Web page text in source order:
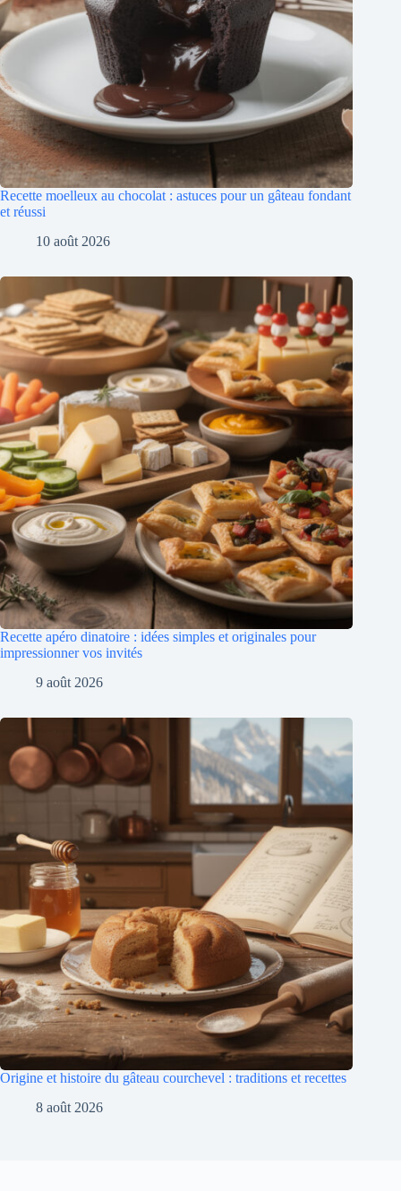
Recette moelleux au chocolat : astuces pour un gâteau fondant
et réussi
10 août 2026
Recette apéro dinatoire : idées simples et originales pour
impressionner vos invités
9 août 2026
Origine et histoire du gâteau courchevel : traditions et recettes
8 août 2026